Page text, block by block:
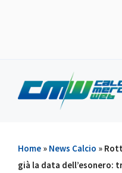
contenuto
Home » News Calcio »
già la data dell’esonero: